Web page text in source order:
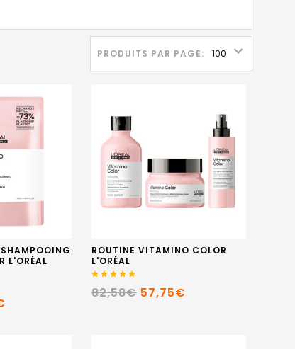
PRODUITS PAR PAGE:
L'ORÉAL
ROUTINE VITAMINO COLOR
L'ORÉAL
82,58€ 57,75€